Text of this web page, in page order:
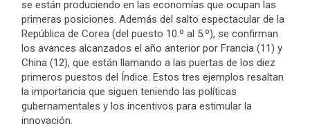
se están produciendo en las economías que ocupan las
primeras posiciones. Además del salto espectacular de la
República de Corea (del puesto 10.º al 5.º), se confirman
los avances alcanzados el año anterior por Francia (11) y
China (12), que están llamando a las puertas de los diez
primeros puestos del Índice. Estos tres ejemplos resaltan
la importancia que siguen teniendo las políticas
gubernamentales y los incentivos para estimular la
innovación.